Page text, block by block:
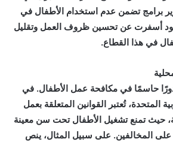
برامج تضمن عدم استخدام الأطفال في
أسفرت عن تحسين ظروف العمل وتقليل
في هذا القطاع.
دورًا حاسمًا في مكافحة عمل الأطفال. في
المتحدة، تُعتبر القوانين المتعلقة بعمل
حيث تمنع تشغيل الأطفال تحت سن معينة
المخالفين. على سبيل المثال، ينص